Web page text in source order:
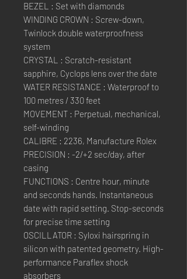
BEZEL : Set with diamonds
WINDING CROWN : Screw-down,
Twinlock double waterproofness
system
CRYSTAL : Scratch-resistant
sapphire, Cyclops lens over the date
WATER RESISTANCE : Waterproof to
100 metres / 330 feet
MOVEMENT : Perpetual, mechanical,
self-winding
CALIBRE : 2236, Manufacture Rolex
PRECISION : -2/+2 sec/day, after
casing
FUNCTIONS : Centre hour, minute
and seconds hands. Instantaneous
date with rapid setting. Stop-seconds
for precise time setting
OSCILLATOR : Syloxi hairspring in
silicon with patented geometry. High-
performance Paraflex shock
absorbers